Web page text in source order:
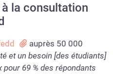
la consultation
auprès 50 000
et un besoin [des étudiants]
69 % des répondants